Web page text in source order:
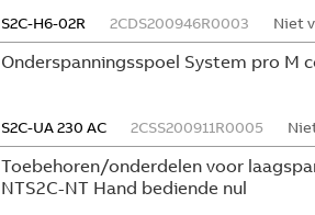
S2C-H6-02R 2CDS200946R0003 Niet
Onderspanningsspoel System pro M
S2C-UA 230 AC 2CSS200911R0005
Toebehoren/onderdelen voor
NTS2C-NT Hand bediende nul